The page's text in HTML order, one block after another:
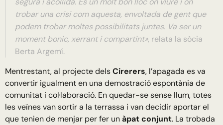
trobar una crisi com aquesta, envoltada de gent que
podem trobar moltes possibilitats juntes. Va ser un
moment bonic, xerrant i compartint», relata la sòcia
Berta Argemí.
Mentrestant, al projecte delsCirerers, l’apagada es va
convertir igualment en una demostració espontània de
comunitat i col·laboració. En quedar-se sense llum, totes
les veïnes van sortir a la terrassa i van decidir aportar el
que tenien de menjar per fer unàpat conjunt. La trobada